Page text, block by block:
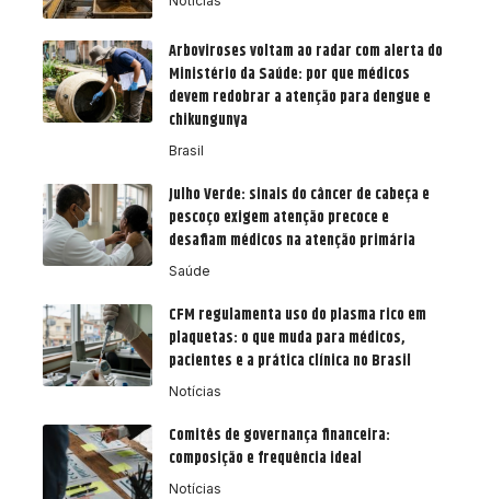
Arboviroses voltam ao radar com alerta do
Ministério da Saúde: por que médicos
devem redobrar a atenção para dengue e
chikungunya
Brasil
Julho Verde: sinais do câncer de cabeça e
pescoço exigem atenção precoce e
desafiam médicos na atenção primária
Saúde
CFM regulamenta uso do plasma rico em
plaquetas: o que muda para médicos,
pacientes e a prática clínica no Brasil
Notícias
Comitês de governança financeira:
composição e frequência ideal
Notícias